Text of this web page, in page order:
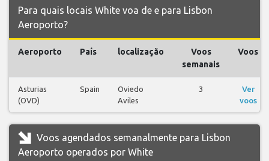
Para quais locais White voa de e para Lisbon
Aeroporto?
Aeroporto País localização
Voos
semanais
Voos
Asturias
(OVD)
Spain
Oviedo
Aviles
3
Ver
voos
Voos agendados semanalmente para Lisbon
Aeroporto operados por White